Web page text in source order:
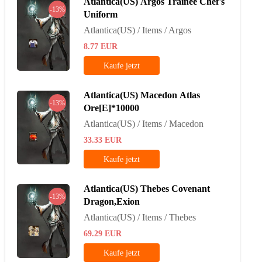
-13%
Uniform
Atlantica(US) / Items / Argos
8.77 EUR
Kaufe jetzt
-13%
Atlantica(US) Macedon Atlas
Ore[E]*10000
Atlantica(US) / Items / Macedon
33.33 EUR
Kaufe jetzt
-13%
Atlantica(US) Thebes Covenant
Dragon,Exion
Atlantica(US) / Items / Thebes
69.29 EUR
Kaufe jetzt